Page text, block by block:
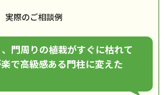
実際のご相談例
門周りの植栽がすぐに枯れて
で高級感ある門柱に変えた